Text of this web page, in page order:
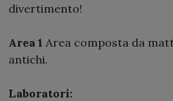
divertimento!
Area 1 Area composta da
antichi.
Laboratori: